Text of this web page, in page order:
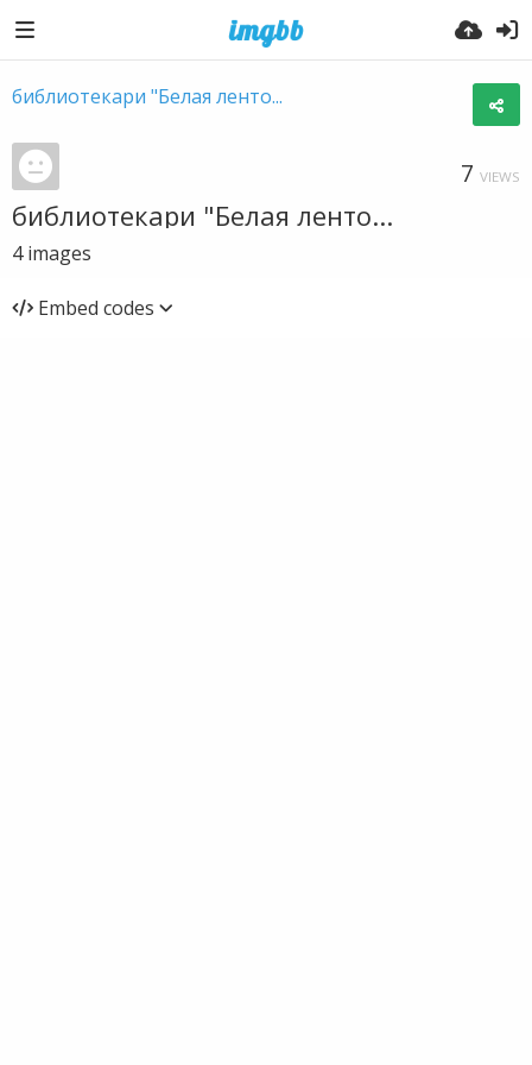
библиотекари "Белая ленто...
7 VIEWS
библиотекари "Белая ленто...
4 images
Embed codes